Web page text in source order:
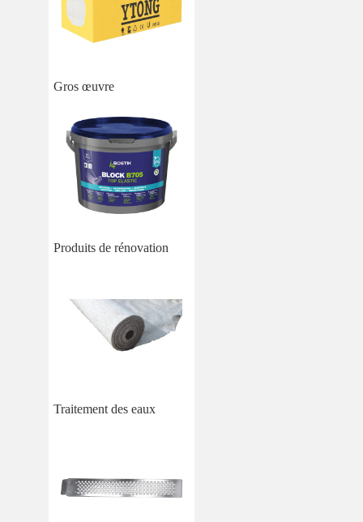
Gros œuvre
Produits de rénovation
Traitement des eaux